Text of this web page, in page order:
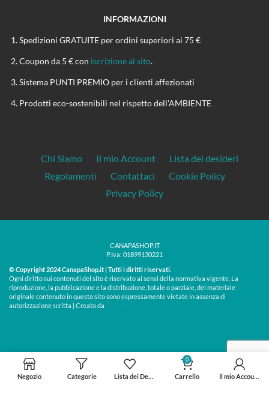
INFORMAZIONI
Spedizioni GRATUITE per ordini superiori ai 75 €
Coupon da 5 € con iscrizione al sito.
Sistema PUNTI PREMIO per i clienti affezionati
Prodotti eco-sostenibili nel rispetto dell'AMBIENTE
Chi Siamo Il mio Account
Lista dei desideri
Regolamenti
Contattaci
Cookie Policy
Privacy Policy
CANAPASHOP.IT
P.Iva: 01899130221
© Copyright 2024 CanapaShop.it | Tutti i diritti riservati.
Ogni diritto sui contenuti del sito è riservato ai sensi della normativa vigente. La
riproduzione, la pubblicazione e la distribuzione, totale o parziale, del materiale
originale contenuto in questo sito sono espressamente vietate in assenza di
autorizzazione scritta | Creato da
Negozio Categorie Lista dei Desideri
0
Carrello Il mio Account